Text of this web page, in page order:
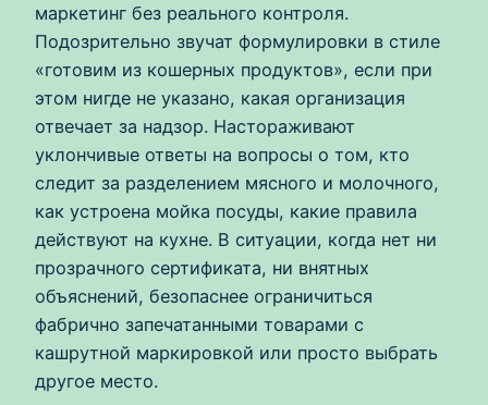
маркетинг без реального контроля.
Подозрительно звучат формулировки в стиле
«готовим из кошерных продуктов», если при
этом нигде не указано, какая организация
отвечает за надзор. Настораживают
уклончивые ответы на вопросы о том, кто
следит за разделением мясного и молочного,
как устроена мойка посуды, какие правила
действуют на кухне. В ситуации, когда нет ни
прозрачного сертификата, ни внятных
объяснений, безопаснее ограничиться
фабрично запечатанными товарами с
кашрутной маркировкой или просто выбрать
другое место.